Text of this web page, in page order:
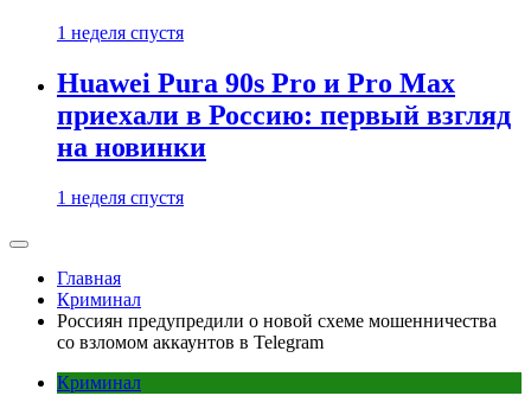
1 неделя спустя
Huawei Pura 90s Pro и Pro Max
приехали в Россию: первый взгляд
на новинки
1 неделя спустя
Главная
Криминал
Россиян предупредили о новой схеме мошенничества
со взломом аккаунтов в Telegram
Криминал